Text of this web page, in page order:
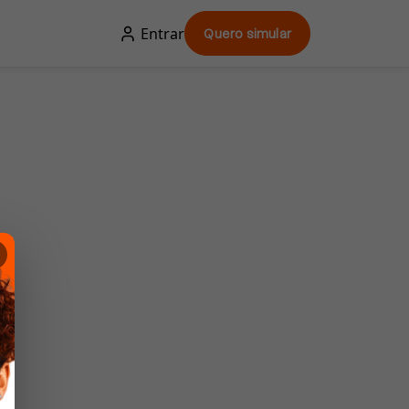
Entrar Quero simular